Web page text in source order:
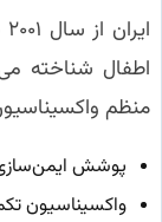
اطفال شناخته
منظم
پوشش ایمن‌سازی بالای ۹۵
واکسیناسیون